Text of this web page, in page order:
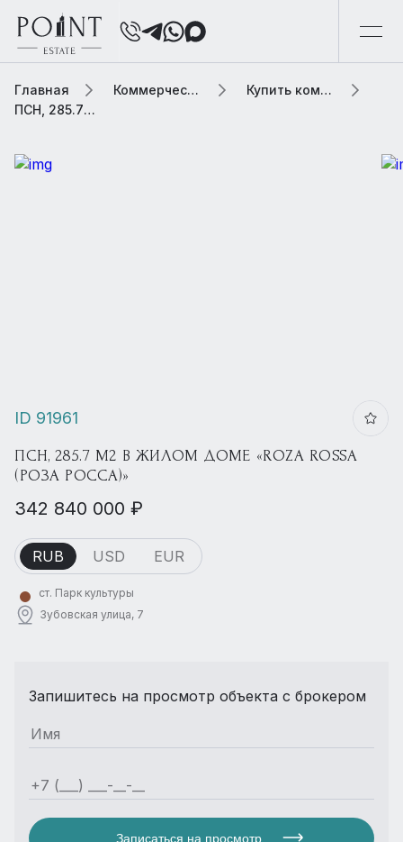
Главная Коммерческая элитная недвижимость
Купить коммерческую недвижимость
ПСН, 285.7 м2 В жилом доме «ROZA ROSSA (Роза Росса)»
ID 91961
ПСН, 285.7 М2 В ЖИЛОМ ДОМЕ «ROZA ROSSA
(РОЗА РОССА)»
342 840 000 ₽
RUB USD EUR
ст. Парк культуры
Зубовская улица, 7
Запишитесь на просмотр объекта с брокером
Записаться на просмотр